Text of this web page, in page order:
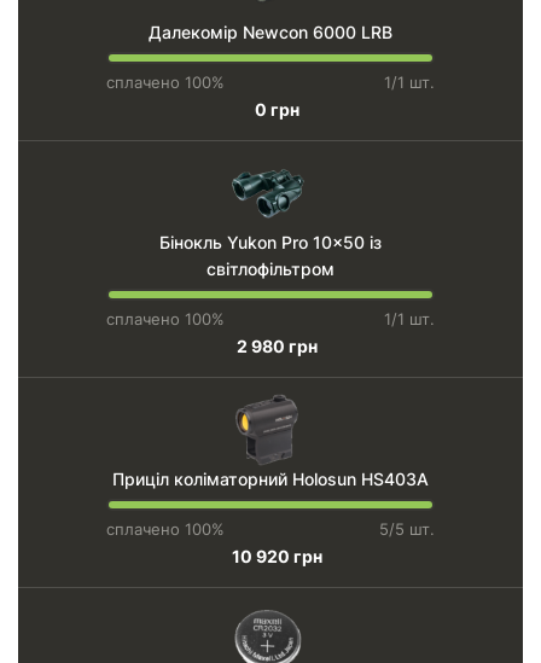
Далекомір Newcon 6000 LRВ
сплачено 100% 1/1 шт.
0 грн
Бінокль Yukon Pro 10x50 із
світлофільтром
сплачено 100% 1/1 шт.
2 980 грн
Приціл коліматорний Holosun HS403A
сплачено 100% 5/5 шт.
10 920 грн